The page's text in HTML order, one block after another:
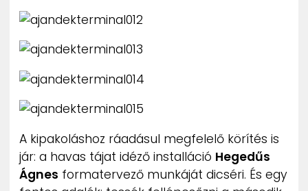
A kipakoláshoz ráadásul megfelelő körítés is
jár: a havas tájat idéző installáció Hegedűs
Ágnes formatervező munkáját dicséri. És egy